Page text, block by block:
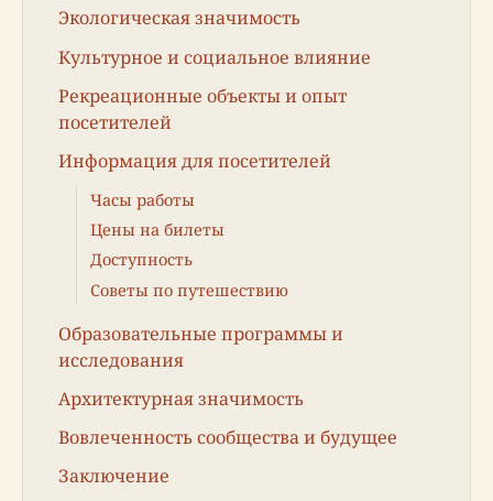
Экологическая значимость
Культурное и социальное влияние
Рекреационные объекты и опыт
посетителей
Информация для посетителей
Часы работы
Цены на билеты
Доступность
Советы по путешествию
Образовательные программы и
исследования
Архитектурная значимость
Вовлеченность сообщества и будущее
Заключение